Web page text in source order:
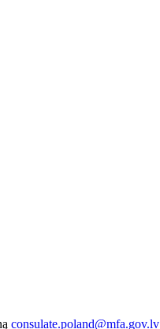
consulate.poland@mfa.gov.lv